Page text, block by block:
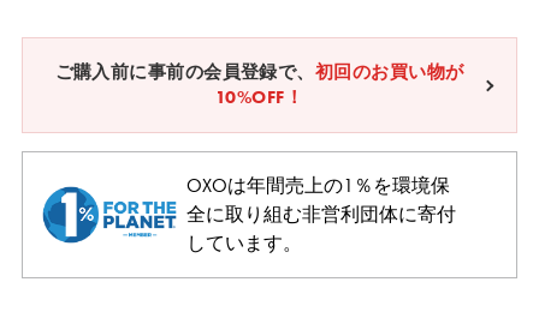
ご購入前に事前の会員登録で、 初回のお買い物が
10%OFF！
OXOは年間売上の1％を環境保
全に取り組む非営利団体に寄付
しています。